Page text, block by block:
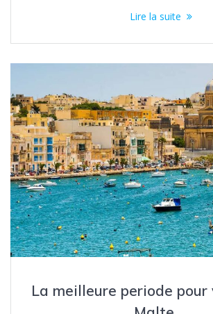
Lire la suite
La meilleure periode pour